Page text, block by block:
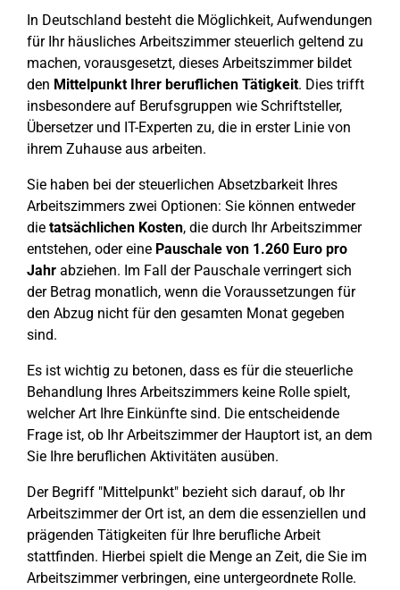
In Deutschland besteht die Möglichkeit, Aufwendungen
für Ihr häusliches Arbeitszimmer steuerlich geltend zu
machen, vorausgesetzt, dieses Arbeitszimmer bildet
den Mittelpunkt Ihrer beruflichen Tätigkeit. Dies trifft
insbesondere auf Berufsgruppen wie Schriftsteller,
Übersetzer und IT-Experten zu, die in erster Linie von
ihrem Zuhause aus arbeiten.
Sie haben bei der steuerlichen Absetzbarkeit Ihres
Arbeitszimmers zwei Optionen: Sie können entweder
die tatsächlichen Kosten, die durch Ihr Arbeitszimmer
entstehen, oder eine Pauschale von 1.260 Euro pro
Jahr abziehen. Im Fall der Pauschale verringert sich
der Betrag monatlich, wenn die Voraussetzungen für
den Abzug nicht für den gesamten Monat gegeben
sind.
Es ist wichtig zu betonen, dass es für die steuerliche
Behandlung Ihres Arbeitszimmers keine Rolle spielt,
welcher Art Ihre Einkünfte sind. Die entscheidende
Frage ist, ob Ihr Arbeitszimmer der Hauptort ist, an dem
Sie Ihre beruflichen Aktivitäten ausüben.
Der Begriff "Mittelpunkt" bezieht sich darauf, ob Ihr
Arbeitszimmer der Ort ist, an dem die essenziellen und
prägenden Tätigkeiten für Ihre berufliche Arbeit
stattfinden. Hierbei spielt die Menge an Zeit, die Sie im
Arbeitszimmer verbringen, eine untergeordnete Rolle.